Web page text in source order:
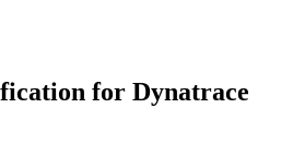
for Dynatrace